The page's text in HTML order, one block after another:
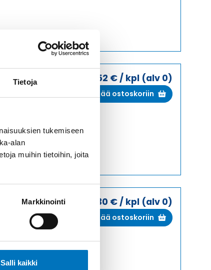
Tietoja
tukemiseen
alan
muihin tietoihin, joita
Markkinointi
Salli kaikki
määrä
4,52 €/ kpl (alv 0)
1"
HOLKKITIIVISTE
Lisää ostoskoriin
1,30 €/ kpl (alv 0)
HSK-
K
11
HARMAA
Lisää ostoskoriin